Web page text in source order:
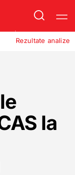
Rezultate analize
la